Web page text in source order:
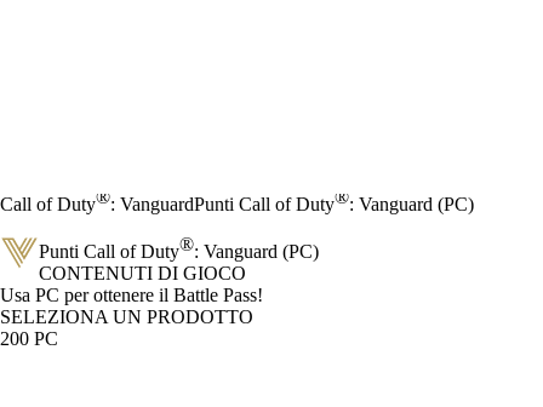
Call of Duty®: VanguardPunti Call of Duty®: Vanguard (PC)
Punti Call of Duty®: Vanguard (PC)
CONTENUTI DI GIOCO
Product Notification
Usa PC per ottenere il Battle Pass!
SELEZIONA UN PRODOTTO
200 PC